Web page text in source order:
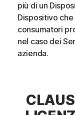
più di un
Dispositivo che
consumatori
nel caso dei
azienda.